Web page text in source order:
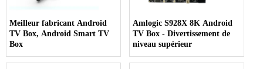
Meilleur fabricant Android
TV Box, Android Smart TV
Box
Amlogic S928X 8K Android
TV Box - Divertissement de
niveau supérieur